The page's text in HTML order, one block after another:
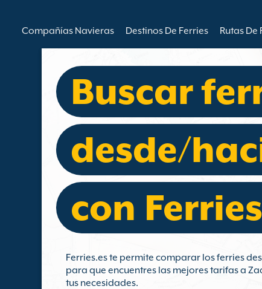
Compañías Navieras Destinos De Ferries Rutas De
Buscar
desde/
con
Ferries.es te permite comparar los ferries
para que encuentres las mejores tarifas a
tus necesidades.